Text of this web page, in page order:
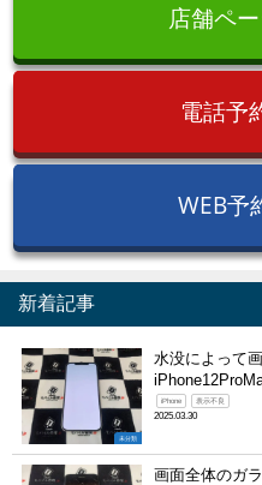
店舗ペ
電話予
WEB予
新着記事
未分類
水没によって
iPhone 表示不良
2025.03.30
画面全体のガ